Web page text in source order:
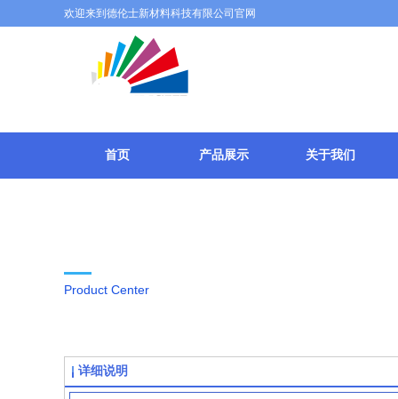
欢迎来到德伦士新材料科技有限公司官网
首页 产品展示 关于我们
Product Center
详细说明